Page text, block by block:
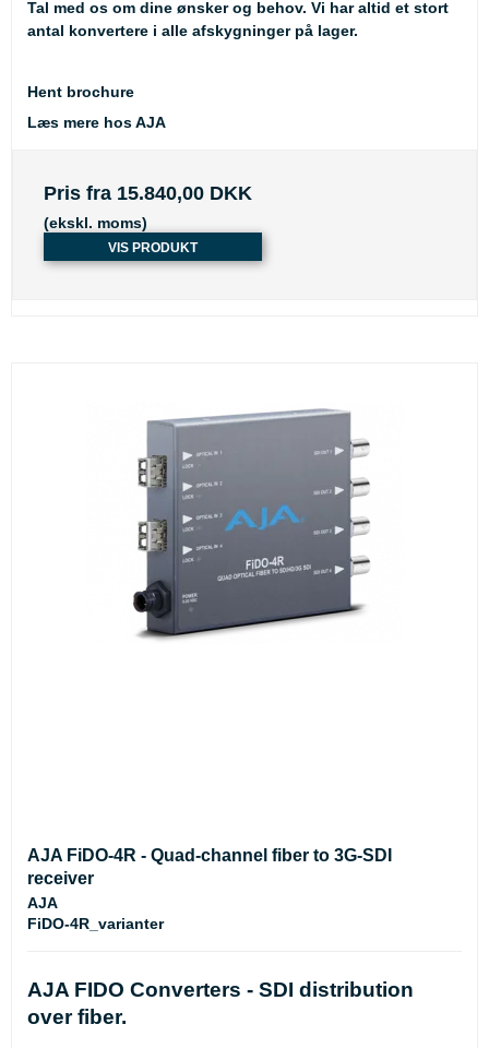
Tal med os om dine ønsker og behov. Vi har altid et stort
antal konvertere i alle afskygninger på lager.
Hent brochure
Læs mere hos AJA
Pris fra 15.840,00 DKK
(ekskl. moms)
VIS PRODUKT
AJA FiDO-4R - Quad-channel fiber to 3G-SDI
receiver
AJA
FiDO-4R_varianter
AJA FIDO Converters - SDI distribution
over fiber.